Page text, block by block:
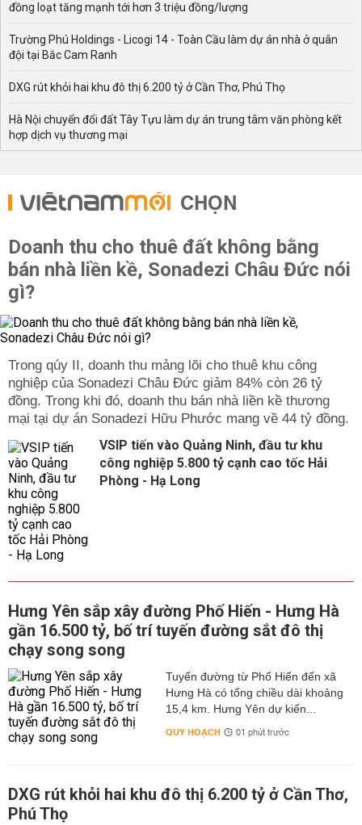
đồng loạt tăng mạnh tới hơn 3 triệu đồng/lượng
Trường Phú Holdings - Licogi 14 - Toàn Cầu làm dự án nhà ở quân
đội tại Bắc Cam Ranh
DXG rút khỏi hai khu đô thị 6.200 tỷ ở Cần Thơ, Phú Thọ
Hà Nội chuyển đổi đất Tây Tựu làm dự án trung tâm văn phòng kết
hợp dịch vụ thương mại
CHỌN
Doanh thu cho thuê đất không bằng
bán nhà liền kề, Sonadezi Châu Đức nói
gì?
Trong qúy II, doanh thu mảng lõi cho thuê khu công
nghiệp của Sonadezi Châu Đức giảm 84% còn 26 tỷ
đồng. Trong khi đó, doanh thu bán nhà liền kề thương
mại tại dự án Sonadezi Hữu Phước mang về 44 tỷ đồng.
VSIP tiến vào Quảng Ninh, đầu tư khu
công nghiệp 5.800 tỷ cạnh cao tốc Hải
Phòng - Hạ Long
Hưng Yên sắp xây đường Phố Hiến - Hưng Hà
gần 16.500 tỷ, bố trí tuyến đường sắt đô thị
chạy song song
Tuyến đường từ Phố Hiến đến xã
Hưng Hà có tổng chiều dài khoảng
15,4 km. Hưng Yên dự kiến...
QUY HOẠCH 01 phút trước
DXG rút khỏi hai khu đô thị 6.200 tỷ ở Cần Thơ,
Phú Thọ